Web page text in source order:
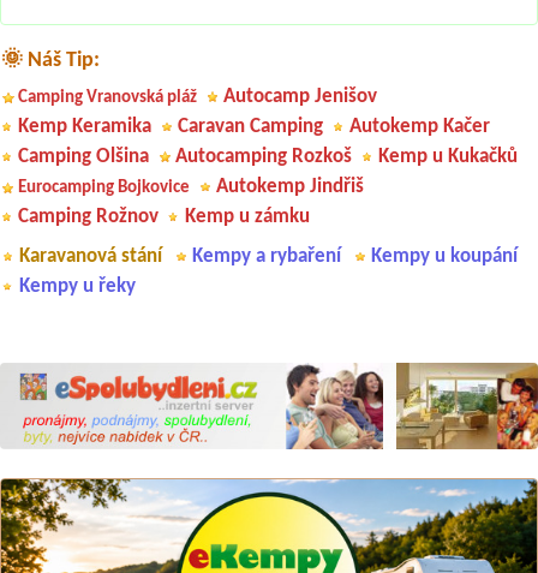
🌞 Náš Tip:
Camping Vranovská pláž
Autocamp Jenišov
Kemp Keramika
Caravan Camping
Autokemp Kačer
Camping Olšina
Autocamping Rozkoš Kemp u Kukačků
Eurocamping Bojkovice
Autokemp Jindřiš
Camping Rožnov
Kemp u zámku
Karavanová stání
Kempy a rybaření
Kempy u koupání
Kempy u řeky